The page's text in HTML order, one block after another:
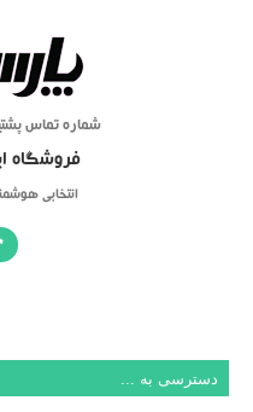
شماره تماس
فروشگاه
انتخابی
0